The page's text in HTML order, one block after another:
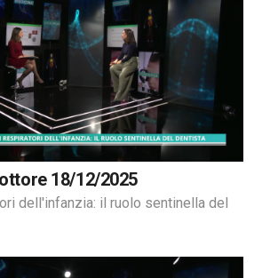
18/12/2025
dell'infanzia: il ruolo sentinella del